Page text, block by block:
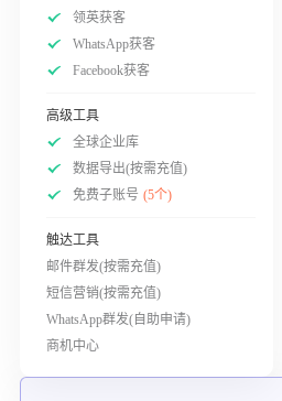
领英获客
WhatsApp获客
Facebook获客
高级工具
全球企业库
数据导出(按需充值)
免费子账号 (5个)
触达工具
邮件群发(按需充值)
短信营销(按需充值)
WhatsApp群发(自助申请)
商机中心